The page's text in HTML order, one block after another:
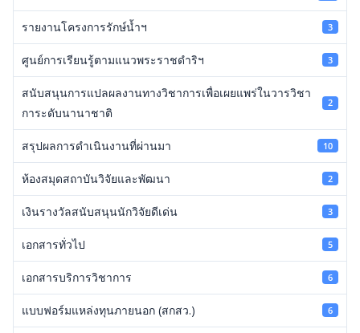
รายงานโครงการรักษ์น้ำฯ 3
ศูนย์การเรียนรู้ตามแนวพระราชดำริฯ 3
สนับสนุนการแปลผลงานทางวิชาการเพื่อเผยแพร่ในวารวิชา
การะดับนานาชาติ
2
สรุปผลการดำเนินงานที่ผ่านมา 10
ห้องสมุดสถาบันวิจัยและพัฒนา 2
เงินรางวัลสนับสนุนนักวิจัยดีเด่น 3
เอกสารทั่วไป 5
เอกสารบริการวิชาการ 6
แบบฟอร์มแหล่งทุนภายนอก (สกสว.) 6